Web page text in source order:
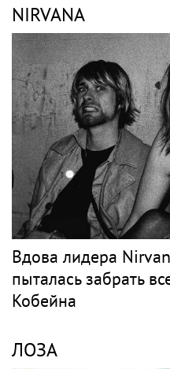
NIRVANA
Вдова лидера
пыталась забрать
Кобейна
ЛОЗА